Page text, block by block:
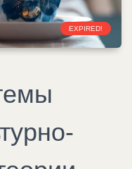
EXPIRED!